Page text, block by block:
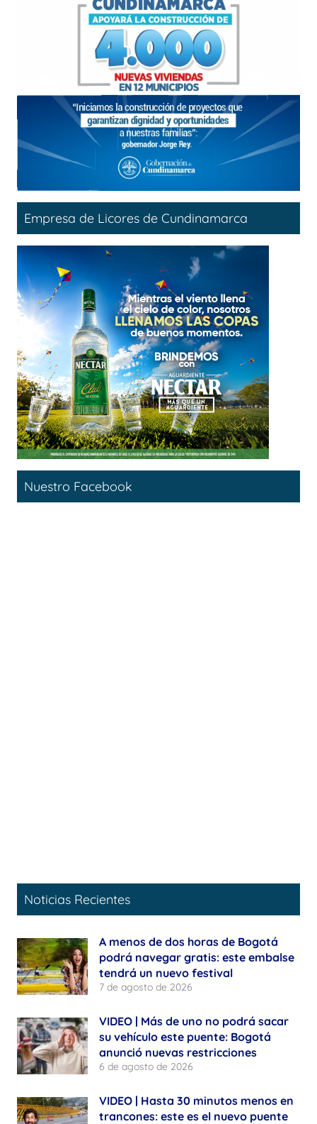
Empresa de Licores de Cundinamarca
Nuestro Facebook
Noticias Recientes
A menos de dos horas de Bogotá
podrá navegar gratis: este embalse
tendrá un nuevo festival
7 de agosto de 2026
VIDEO | Más de uno no podrá sacar
su vehículo este puente: Bogotá
anunció nuevas restricciones
6 de agosto de 2026
VIDEO | Hasta 30 minutos menos en
trancones: este es el nuevo puente